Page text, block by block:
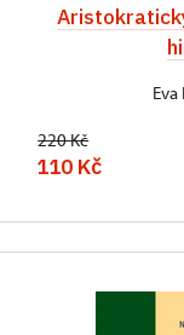
220 Kč
110 Kč